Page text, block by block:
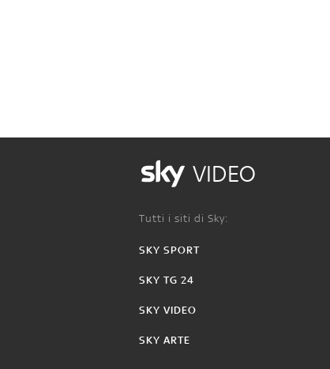
VIDEO
Tutti i siti di Sky:
SKY SPORT
SKY TG 24
SKY VIDEO
SKY ARTE